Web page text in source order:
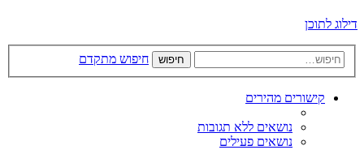
דילוג לתוכן
חיפוש חיפוש מתקדם
קישורים מהירים
נושאים ללא תגובות
נושאים פעילים